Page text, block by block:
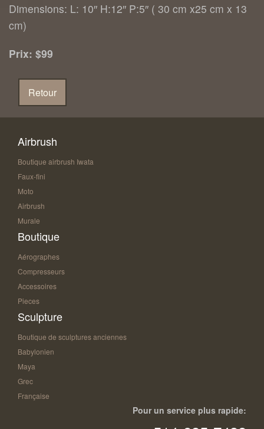
Dimensions: L: 10″ H:12″ P:5″ ( 30 cm x25 cm x 13
cm)
Prix: $99
Airbrush
Boutique airbrush Iwata
Faux-fini
Moto
Airbrush
Murale
Boutique
Aérographes
Compresseurs
Accessoires
Pieces
Sculpture
Boutique de sculptures anciennes
Babylonien
Maya
Grec
Française
Pour un service plus rapide: